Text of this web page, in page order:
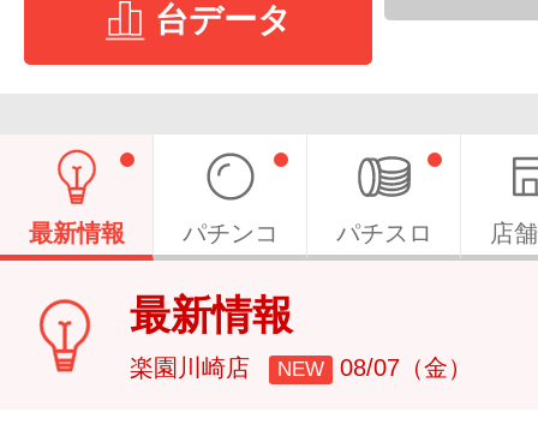
台データ
最新情報 パチンコ パチスロ 店
最新情報
楽園川崎店 NEW 08/07（金）